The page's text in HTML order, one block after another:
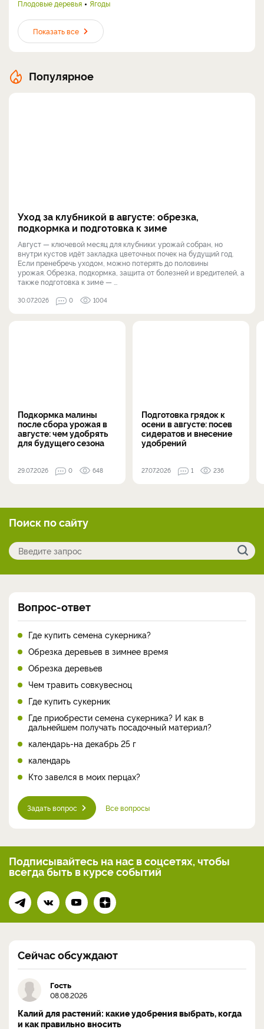
Плодовые деревья Ягоды
Показать все
Популярное
Уход за клубникой в августе: обрезка,
подкормка и подготовка к зиме
Август — ключевой месяц для клубники: урожай собран, но
внутри кустов идёт закладка цветочных почек на будущий год.
Если пренебречь уходом, можно потерять до половины
урожая. Обрезка, подкормка, защита от болезней и вредителей, а
также подготовка к зиме — ...
30.07.2026 0 1004
Подкормка малины
после сбора урожая в
августе: чем удобрять
для будущего сезона
29.07.2026 0 648
Подготовка грядок к
осени в августе: посев
сидератов и внесение
удобрений
27.07.2026 1 236
Поиск по сайту
Вопрос-ответ
Где купить семена сукерника?
Обрезка деревьев в зимнее время
Обрезка деревьев
Чем травить совкувесноц
Где купить сукерник
Где приобрести семена сукерника? И как в
дальнейшем получать посадочный материал?
календарь-на декабрь 25 г
календарь
Кто завелся в моих перцах?
Задать вопрос Все вопросы
Подписывайтесь на нас в соцсетях, чтобы
всегдабыть в курсе событий
Сейчас обсуждают
Гость
08.08.2026
Калий для растений: какие удобрения выбрать, когда
и как правильно вносить